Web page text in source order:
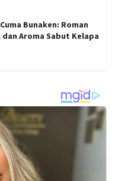
Bunaken: Roman
Aroma Sabut Kelapa